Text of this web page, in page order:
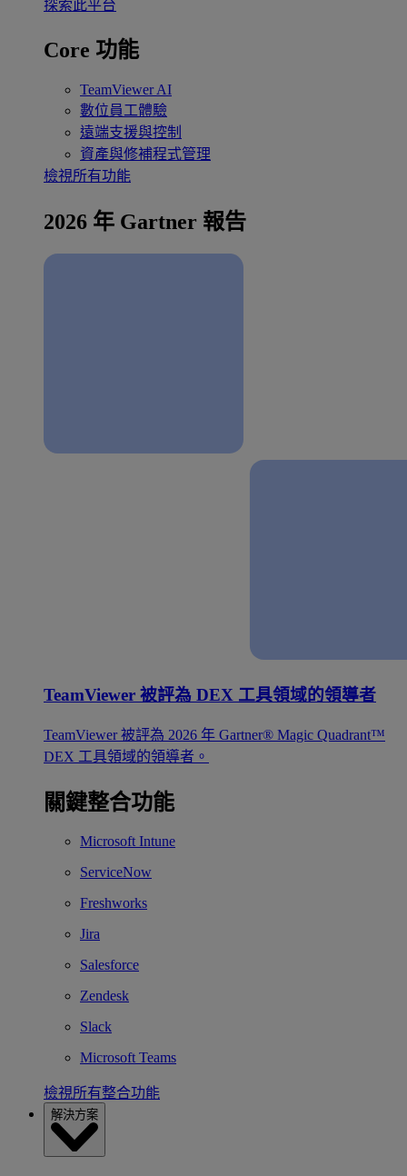
探索此平台
Core 功能
TeamViewer AI
數位員工體驗
遠端支援與控制
資產與修補程式管理
檢視所有功能
2026 年 Gartner 報告
TeamViewer 被評為 DEX 工具領域的領導者
TeamViewer 被評為 2026 年 Gartner® Magic Quadrant™
DEX 工具領域的領導者。
關鍵整合功能
Microsoft Intune
ServiceNow
Freshworks
Jira
Salesforce
Zendesk
Slack
Microsoft Teams
檢視所有整合功能
解決方案